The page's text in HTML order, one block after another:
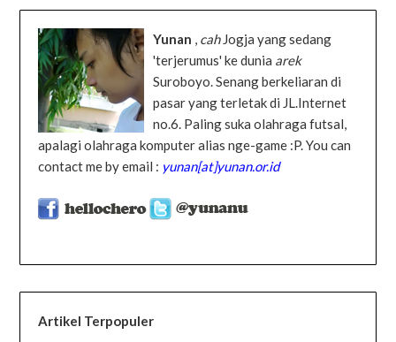
Yunan , cahJogja yang sedang
'terjerumus' ke dunia arek
Suroboyo. Senang berkeliaran di
pasar yang terletak di JL.Internet
no.6. Paling suka olahraga futsal,
apalagi olahraga komputer alias nge-game :P. You can
contact me by email : yunan[at]yunan.or.id
Artikel Terpopuler